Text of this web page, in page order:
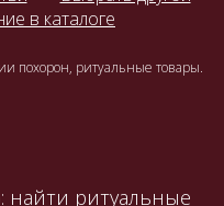
в каталоге
похорон, ритуальные товары.
ритуальные